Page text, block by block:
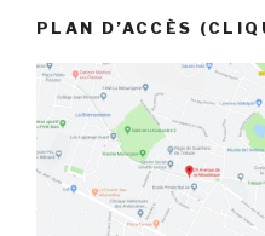
PLAN D’ACCÈS